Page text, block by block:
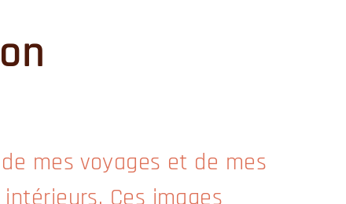
mes voyages et de mes
Ces images